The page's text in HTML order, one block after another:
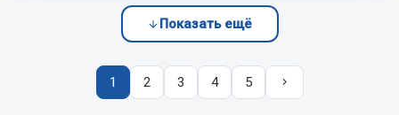
Тормозная система
Электрооборудование
Показать ещё
Показать ещё
1 2 3 4 5